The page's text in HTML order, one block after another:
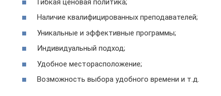
Наличие квалифицированных преподавателей;
Уникальные и эффективные программы;
Индивидуальный подход;
Удобное месторасположение;
Возможность выбора удобного времени и т.д.